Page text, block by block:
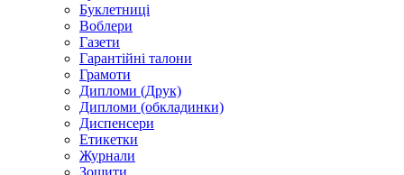
Буклетниці
Воблери
Газети
Гарантійні талони
Грамоти
Дипломи (Друк)
Дипломи (обкладинки)
Диспенсери
Етикетки
Журнали
Зошити